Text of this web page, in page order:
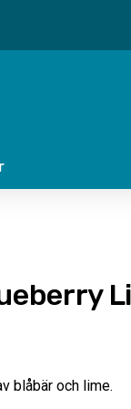
blåbär och lime.